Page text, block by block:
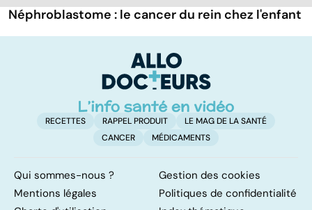
Néphroblastome : le cancer du rein chez l'enfant
RECETTES RAPPEL PRODUIT
LE MAG DE LA SANTÉ
CANCER
MÉDICAMENTS
Qui sommes-nous ?
Gestion des cookies
Mentions légales
Politiques de confidentialité